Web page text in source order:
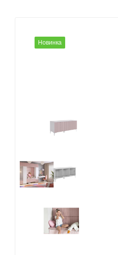
Новинка